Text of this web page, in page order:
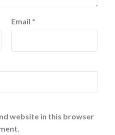
Email *
website in this browser